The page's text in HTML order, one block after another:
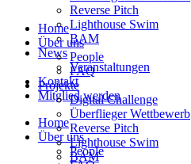
Reverse Pitch
Lighthouse Swim
BAM
News
Veranstaltungen
Kontakt
Mitglied werden
Home
Über uns
People
Home
Über uns
People
FAQ
Projekte
Digital Challenge
Überflieger Wettbewerb
Reverse Pitch
Lighthouse Swim
BAM